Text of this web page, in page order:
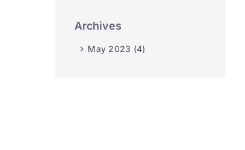
Archives
May 2023 (4)